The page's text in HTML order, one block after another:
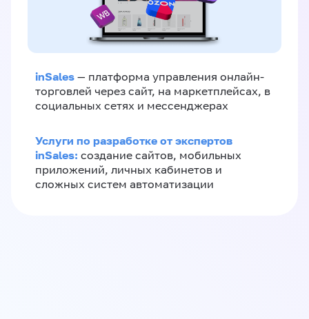
inSales — платформа управления онлайн-
торговлей через сайт, на маркетплейсах, в
социальных сетях и мессенджерах
Услуги по разработке от экспертов
inSales: создание сайтов, мобильных
приложений, личных кабинетов и
сложных систем автоматизации